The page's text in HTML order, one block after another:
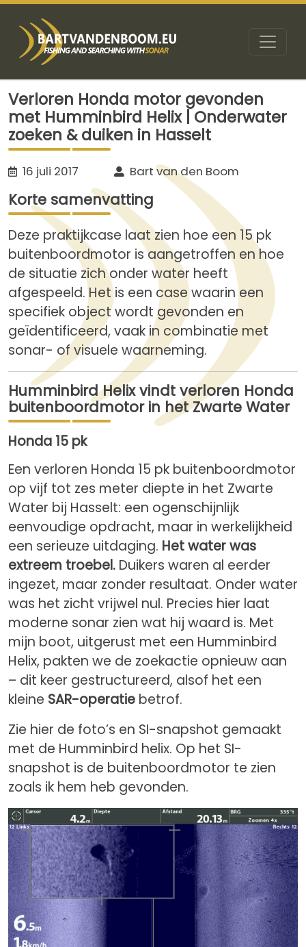
Verloren Honda motor gevonden
met Humminbird Helix | Onderwater
zoeken & duiken in Hasselt
16 juli 2017 Bart van den Boom
Korte samenvatting
Deze praktijkcase laat zien hoe een 15 pk
buitenboordmotor is aangetroffen en hoe
de situatie zich onder water heeft
afgespeeld. Het is een case waarin een
specifiek object wordt gevonden en
geïdentificeerd, vaak in combinatie met
sonar- of visuele waarneming.
Humminbird Helix vindt verloren Honda
buitenboordmotor in het Zwarte Water
Honda 15 pk
Een verloren Honda 15 pk buitenboordmotor
op vijf tot zes meter diepte in het Zwarte
Water bij Hasselt: een ogenschijnlijk
eenvoudige opdracht, maar in werkelijkheid
een serieuze uitdaging. Het water was
extreem troebel. Duikers waren al eerder
ingezet, maar zonder resultaat. Onder water
was het zicht vrijwel nul. Precies hier laat
moderne sonar zien wat hij waard is. Met
mijn boot, uitgerust met een Humminbird
Helix, pakten we de zoekactie opnieuw aan
– dit keer gestructureerd, alsof het een
kleine SAR-operatie betrof.
Zie hier de foto’s en SI-snapshot gemaakt
met de Humminbird helix. Op het SI-
snapshot is de buitenboordmotor te zien
zoals ik hem heb gevonden.